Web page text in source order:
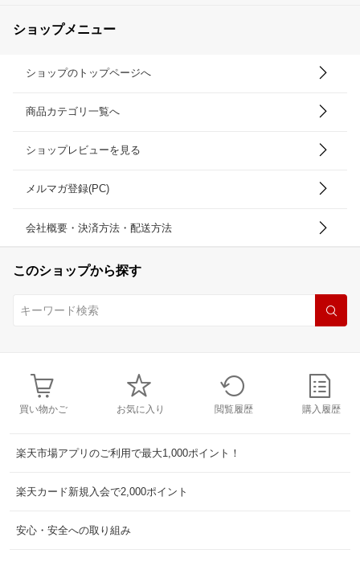
ショップメニュー
ショップのトップページへ
商品カテゴリ一覧へ
ショップレビューを見る
メルマガ登録(PC)
会社概要・決済方法・配送方法
このショップから探す
買い物かご お気に入り 閲覧履歴 購入履歴
楽天市場アプリのご利用で最大1,000ポイント！
楽天カード新規入会で2,000ポイント
安心・安全への取り組み